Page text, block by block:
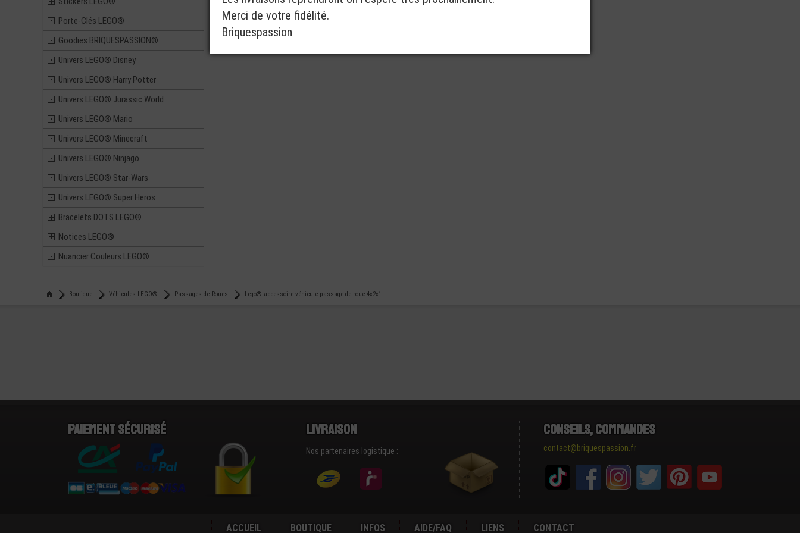
Porte-Clés LEGO®
Goodies BRIQUESPASSION®
Univers LEGO® Disney
Univers LEGO® Harry Potter
Univers LEGO® Jurassic World
Univers LEGO® Mario
Univers LEGO® Minecraft
Univers LEGO® Ninjago
Univers LEGO® Star-Wars
Univers LEGO® Super Heros
Bracelets DOTS LEGO®
Notices LEGO®
Nuancier Couleurs LEGO®
Boutique Véhicules LEGO® Passages de Roues Lego® accessoire véhicule passage de roue 4x2x1
Paiement sécurisé Livraison
Nos partenaires logistique :
Conseils, Commandes
contact@briquespassion.fr
ACCUEIL BOUTIQUE INFOS AIDE/FAQ LIENS CONTACT
Merci de votre fidélité.
Briquespassion